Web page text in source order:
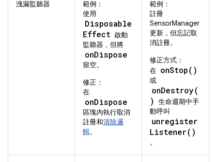
洩漏監聽器
範例：
使用
Disposable
Effect 啟動
監聽器，但將
onDispose
留空。
修正：
在
onDispose
區塊內執行取消
註冊和清除邏
輯。
範例：
註冊
SensorManager
更新，但忘記取
消註冊。
修正方式：
在 onStop()
或
onDestroy(
)
生命週期中手
動呼叫
unregister
Listener()
。